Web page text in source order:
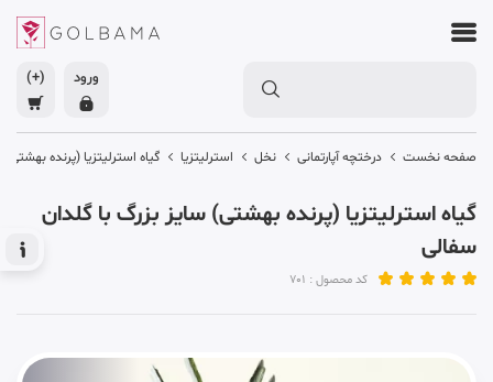
ورود (+)
صفحه نخست درختچه آپارتمانی نخل استرلیتزیا گیاه استرلیتزیا (پرنده
گیاه استرلیتزیا (پرنده بهشتی) سایز بزرگ با گلدان
سفالی
کد محصول : 701